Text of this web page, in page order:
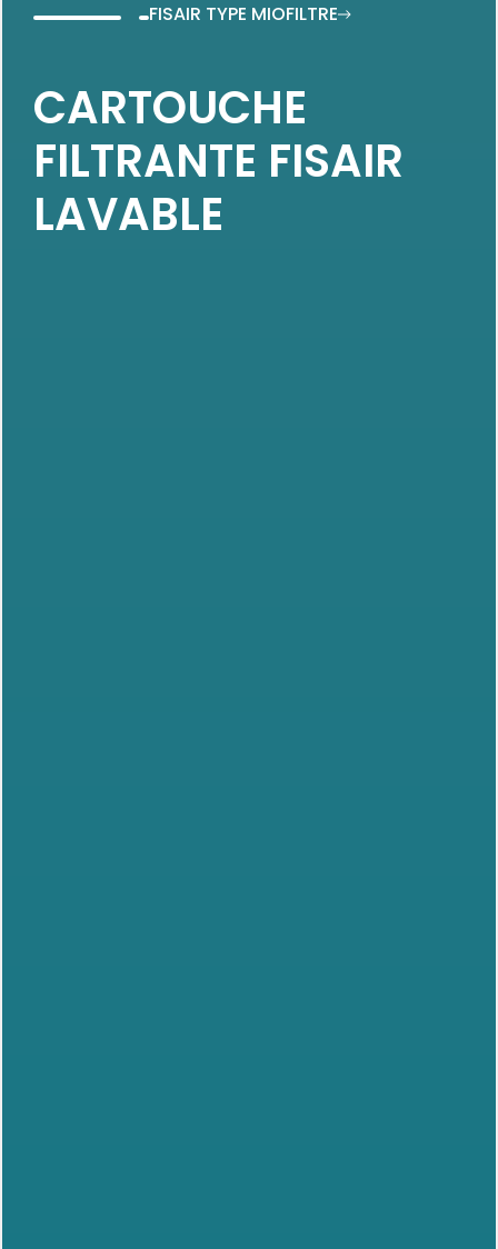
FISAIR TYPE MIOFILTRE
CARTOUCHE
FILTRANTE FISAIR
LAVABLE